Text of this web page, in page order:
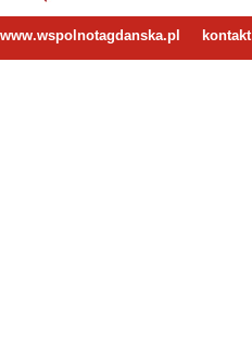
www.wspolnotagdanska.pl kontakt